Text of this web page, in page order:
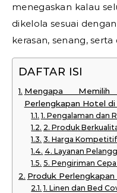
menegaskan kalau
dikelola sesuai
kerasan, senang,
DAFTAR ISI
Mengapa
Perlengkapan Hotel di
1. Pengalaman dan
2. Produk
3. Harga
4. Layanan
5. Pengiriman
Produk
1. Linen dan Bed